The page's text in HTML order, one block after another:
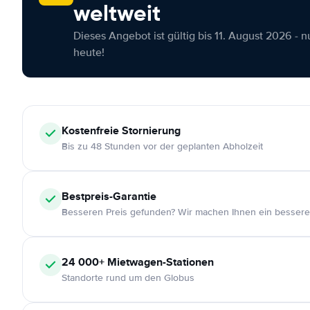
weltweit
Dieses Angebot ist gültig bis 11. August 2026 -
heute!
KostenfreieStornierung
Bis zu 48 Stunden vor der geplanten Abholzeit
Bestpreis-Garantie
Besseren Preis gefunden? Wir machen Ihnen ein
24 000+ Mietwagen-Stationen
Standorte rund um den Globus